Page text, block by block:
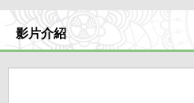
影片時間 00:04:09
影片介紹